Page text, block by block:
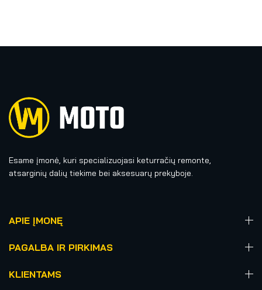
Esame įmonė, kuri specializuojasi keturračių remonte,
atsarginių dalių tiekime bei aksesuarų prekyboje.
APIE ĮMONĘ
PAGALBA IR PIRKIMAS
KLIENTAMS